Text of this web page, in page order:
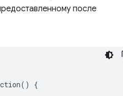
после
()
{